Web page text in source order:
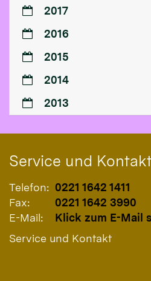
2017
2016
2015
2014
2013
Service und
Telefon: 0221 1642 1411
Fax:
0221 1642 3990
E-Mail:
Klick zum E-Mail
Service und Kontakt